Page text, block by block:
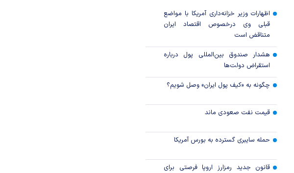
اظهارات وزیر خزانه‌داری آمریکا با مواضع
قبلی وی درخصوص اقتصاد ایران
متناقض است
هشدار صندوق بین‌المللی پول درباره
استقراض دولت‌ها
چگونه به «کیف پول ایران» وصل شویم؟
قیمت نفت صعودی ماند
حمله سایبری گسترده به بورس آمریکا
قانون جدید رمزارز اروپا فرصتی برای